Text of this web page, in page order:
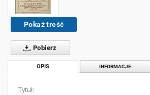
Pokaż treść
Pobierz
OPIS INFORMACJE
Tytuł: